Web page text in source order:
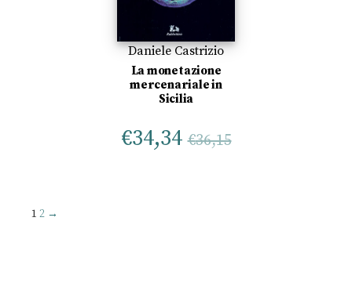
Daniele Castrizio
La monetazione
mercenariale in
Sicilia
€34,34 €36,15
1 2 →